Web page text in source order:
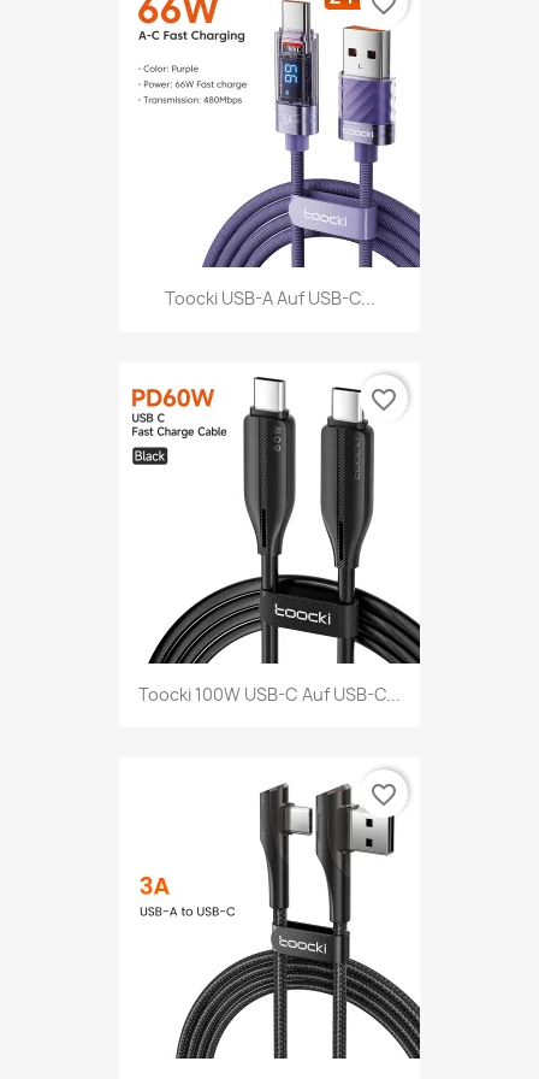
Toocki USB-A Auf USB-C...
Toocki 100W USB-C Auf USB-C...
favorite_border
favorite_border